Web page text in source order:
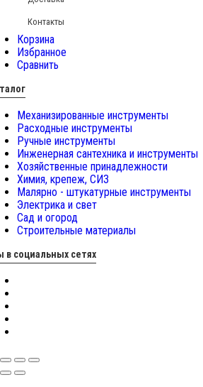
Контакты
Корзина
Избранное
Сравнить
Механизированные инструменты
Расходные инструменты
Ручные инструменты
Инженерная сантехника и инструменты
Хозяйственные принадлежности
Химия, крепеж, СИЗ
Малярно - штукатурные инструменты
Электрика и свет
Сад и огород
Строительные материалы
в социальных сетях